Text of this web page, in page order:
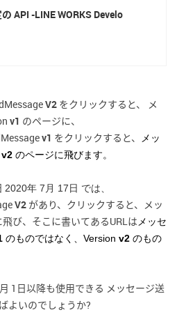
API -LINE WORKS Develo
V2 をクリックすると、 メ
v1 のページに、
v1 をクリックすると、
メッ
v2 のページに飛びます。
2020年 7月 17日 では、
V2 があり、クリックすると、 メッ
び、そこに書いてあるURLは メッセ
のものではなく、 Version v2 のもの
1日以降も使用できる メッセージ送
よいのでしょうか?